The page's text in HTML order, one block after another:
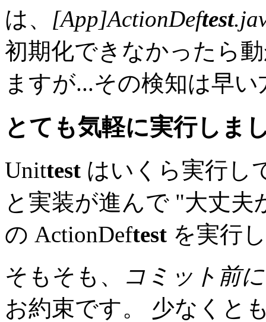
は、 [App]ActionDeftest
初期化できなかったら
ますが...その検知は早
とても気軽に実行しま
Unittest はいくら実行し
と実装が進んで "大丈
の ActionDeftest を実行
そもそも、
コミット前
お約束です。 少なくと